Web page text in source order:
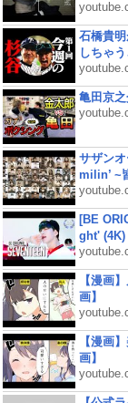
石橋貴
しちゃ
亀田京
サザン
milin’ ~
[BE
ght' (4K)
【漫画
画】
【漫画
画】